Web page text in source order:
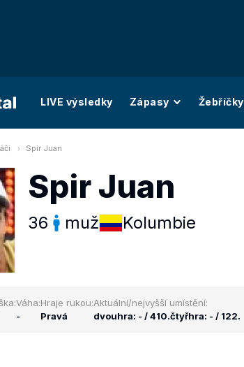
LIVE výsledky Zápasy Žebříčky
Spir Juan
Spir Juan
36 muž Kolumbie
Váha:
-
Hraje rukou:
Pravá
Aktuální/nejvyšší umístění:
dvouhra: - / 410.čtyřhra: - / 122.